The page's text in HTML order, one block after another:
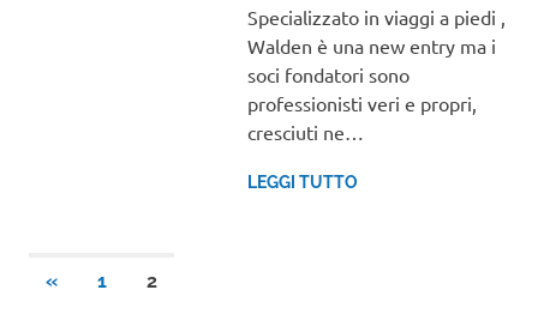
Specializzato in viaggi a piedi ,
Walden è una new entry ma i
soci fondatori sono
professionisti veri e propri,
cresciuti ne…
LEGGI TUTTO
Paginazione
«ARTICOLI
1 2